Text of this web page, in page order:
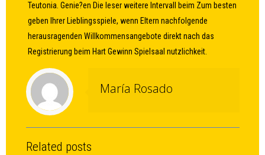
Teutonia. Genie?en Die leser weitere Intervall beim Zum besten
geben Ihrer Lieblingsspiele, wenn Eltern nachfolgende
herausragenden Willkommensangebote direkt nach das
Registrierung beim Hart Gewinn Spielsaal nutzlichkeit.
María Rosado
Related posts